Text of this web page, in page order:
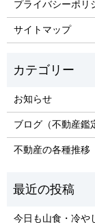
プライバシーポリ
サイトマップ
お知らせ
ブログ（不動産鑑
不動産の各種推移
今日も山食・冷や